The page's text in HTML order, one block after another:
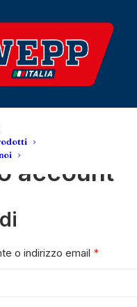
account
o indirizzo email *Richiesto